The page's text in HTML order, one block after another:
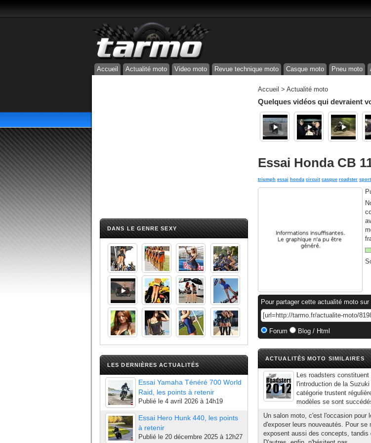
Accueil Actualité moto Video moto Revue technique moto Casque moto Pneu moto
DANS LE GENRE SEXY
LES DERNIÈRES ACTUALITÉS
Essai Yamaha Ténéré 700 World
Raid, les points à retenir
Publié le 4 avril 2026 à 14h19
Essai Hero Hunk 440, les points
à retenir
Publié le 20 décembre 2025 à 12h27
Accueil > Actualité moto
Quelques vidéos qui devraient
Essai Honda CB
triumph essai honda circuit casque roadster
Pour partager cette actualité moto
Forum Blog / Html
ACTUALITÉS MOTO SIMILAIRES
Les roadsters
l'introduction de la
catégorie trustent
modèles se sont
Un salon moto, c'est l'occasion pour
d'exposer leurs nouveautés. Pour
exposent aussi des concepts, tandis